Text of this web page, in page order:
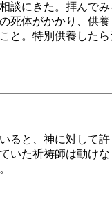
談にきた。拝んでみ
死体がかかり、供養
と。特別供養した
ると、神に対して
いた祈祷師は動けな